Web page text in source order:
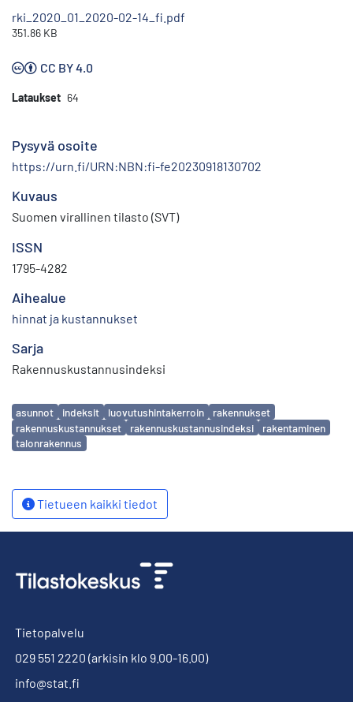
rki_2020_01_2020-02-14_fi.pdf
351.86 KB
CC BY 4.0
Lataukset 64
Pysyvä osoite
https://urn.fi/URN:NBN:fi-fe20230918130702
Kuvaus
Suomen virallinen tilasto (SVT)
ISSN
1795-4282
Aihealue
hinnat ja kustannukset
Sarja
Rakennuskustannusindeksi
Avainsanat
asunnot indeksit luovutushintakerroin
rakennukset
rakennuskustannukset
rakennuskustannusindeksi
rakentaminen
talonrakennus
Tietueen kaikki tiedot
Tietopalvelu
029 551 2220 (arkisin klo 9.00-16.00)
info@stat.fi